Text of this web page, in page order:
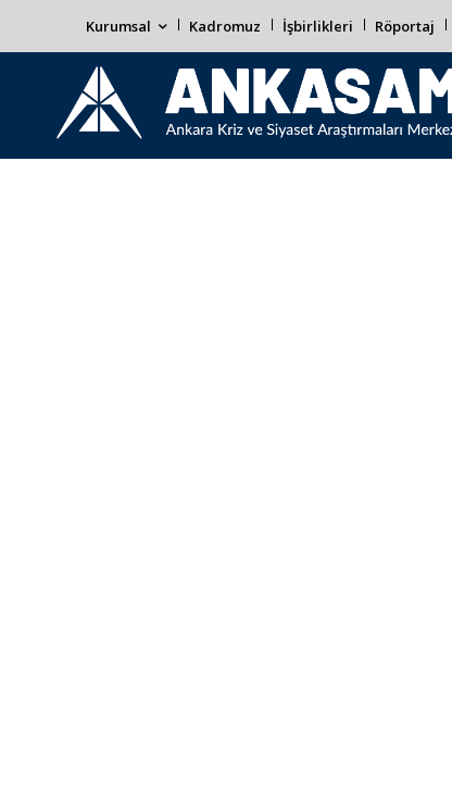
Kurumsal Kadromuz İşbirlikleri Röportaj